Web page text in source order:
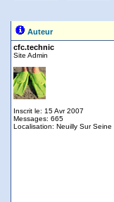
Auteur
cfc.technic
Site Admin
Inscrit le: 15 Avr 2007
Messages: 665
Localisation: Neuilly Sur Seine